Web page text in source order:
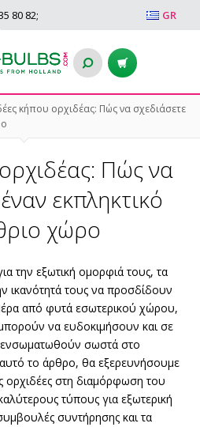
GR
80 82;
κήπου ορχιδέας: Πώς να σχεδιάσετε
Πώς να
εκπληκτικό
χώρο
την εξωτική ομορφιά τους, τα
ικανότητά τους να προσδίδουν
από φυτά εσωτερικού χώρου,
να ευδοκιμήσουν και σε
ενσωματωθούν σωστά στο
το άρθρο, θα εξερευνήσουμε
ορχιδέες στη διαμόρφωση του
τύπους για εξωτερική
συντήρησης και τα